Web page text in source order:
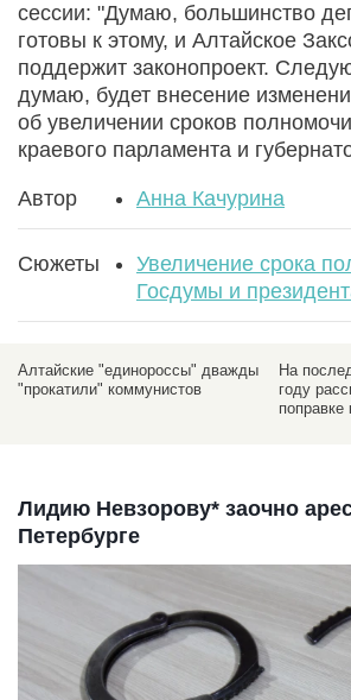
сессии: "Думаю, большинство
готовы к этому, и Алтайское
поддержит законопроект.
думаю, будет внесение
об увеличении сроков
краевого парламента и
Автор Анна Качурина
Сюжеты
Увеличение срока
Госдумы и
Алтайские "единороссы" дважды
"прокатили" коммунистов
На
году
поправке
Лидию Невзорову* заочно
Петербурге